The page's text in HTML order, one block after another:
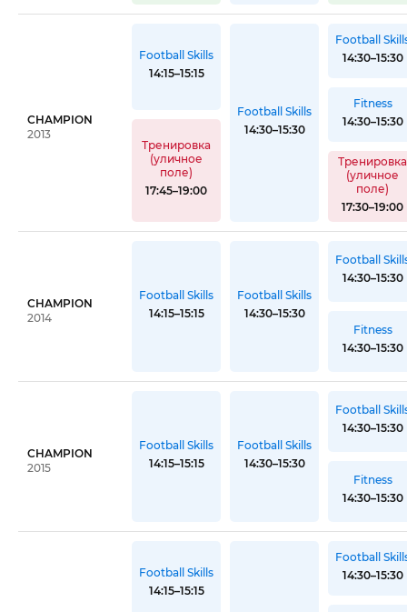
CHAMPION
2013
Football Skills
14:15–15:15
Тренировка
(уличное
поле)
17:45–19:00
Football Skills
14:30–15:30
Football
14:30–15:30
Fitness
14:30–15:30
Тренировка
(уличное
поле)
17:30–19:00
CHAMPION
2014
Football Skills
14:15–15:15
Football Skills
14:30–15:30
Football
14:30–15:30
Fitness
14:30–15:30
CHAMPION
2015
Football Skills
14:15–15:15
Football Skills
14:30–15:30
Football
14:30–15:30
Fitness
14:30–15:30
Football Skills
14:15–15:15
Football
14:30–15:30